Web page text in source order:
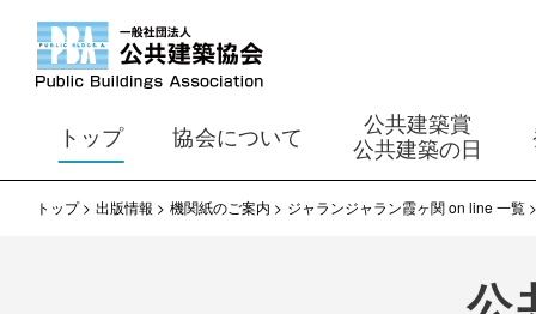
トップ 協会について
公共建築賞
公共建築の日
トップ 出版情報 機関紙のご案内 ジャランジャラン霞ヶ関 on line 一覧